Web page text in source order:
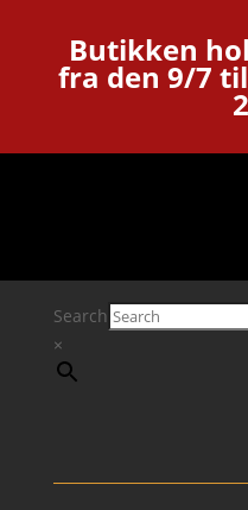
Butikken
fra den 9/7
Search
×